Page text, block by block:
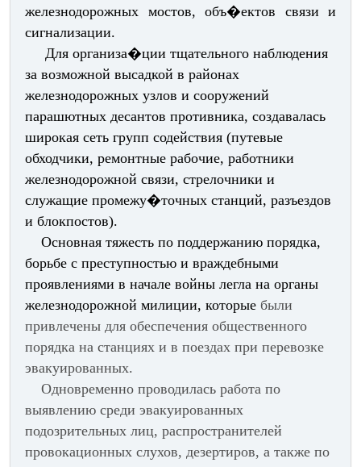
железнодорожных мостов, объ�ектов связи и
сигнализации.
Для организа�ции тщательного наблюдения
за возможной высадкой в районах
железнодорожных узлов и сооружений
парашютных десантов противника, создавалась
широкая сеть групп содействия (путевые
обходчики, ремонтные рабочие, работники
железнодорожной связи, стрелочники и
служащие промежу�точных станций, разъездов
и блокпостов).
Основная тяжесть по поддержанию порядка,
борьбе с преступностью и враждебными
проявлениями в начале войны легла на органы
железнодорожной милиции, которые были
привлечены для обеспечения общественного
порядка на станциях и в поездах при перевозке
эвакуированных.
Одновременно проводилась работа по
выявлению среди эвакуированных
подозрительных лиц, распространителей
провокационных слухов, дезертиров, а также по